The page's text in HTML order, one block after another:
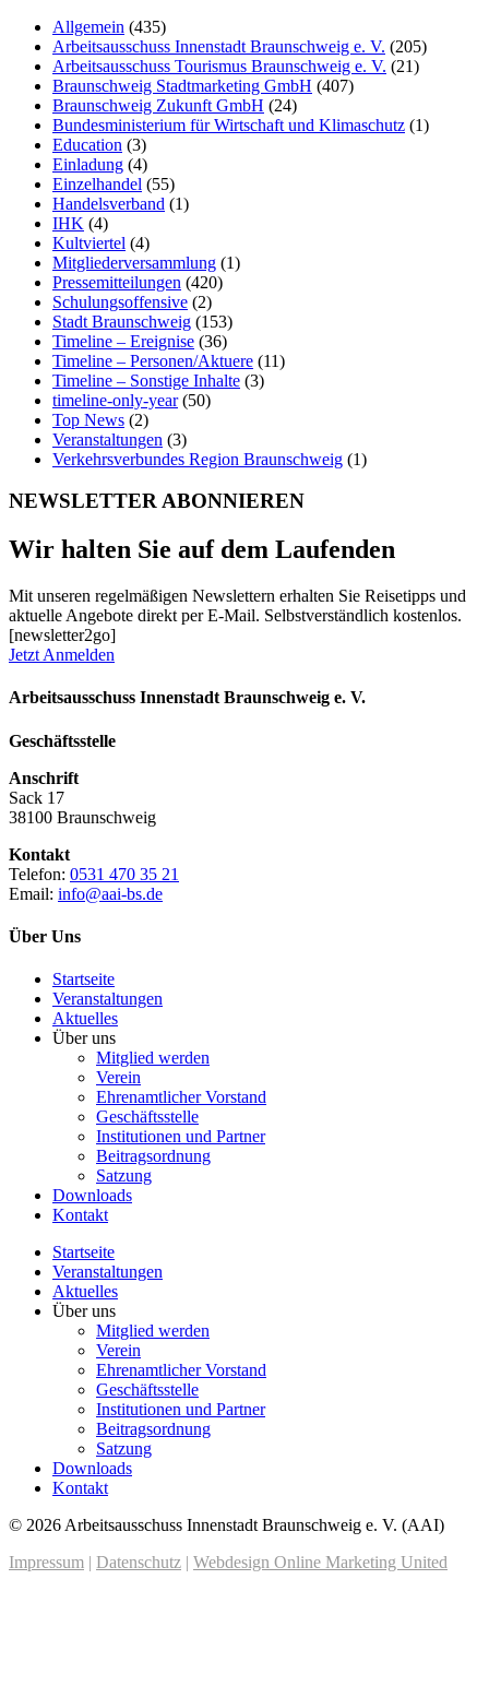
Allgemein (435)
Arbeitsausschuss Innenstadt Braunschweig e. V. (205)
Arbeitsausschuss Tourismus Braunschweig e. V. (21)
Braunschweig Stadtmarketing GmbH (407)
Braunschweig Zukunft GmbH (24)
Bundesministerium für Wirtschaft und Klimaschutz (1)
Education (3)
Einladung (4)
Einzelhandel (55)
Handelsverband (1)
IHK (4)
Kultviertel (4)
Mitgliederversammlung (1)
Pressemitteilungen (420)
Schulungsoffensive (2)
Stadt Braunschweig (153)
Timeline – Ereignise (36)
Timeline – Personen/Aktuere (11)
Timeline – Sonstige Inhalte (3)
timeline-only-year(50)
Top News (2)
Veranstaltungen (3)
Verkehrsverbundes Region Braunschweig (1)
NEWSLETTER ABONNIEREN
Wir halten Sie auf dem Laufenden
Mit unseren regelmäßigen Newslettern erhalten Sie Reisetipps und
aktuelle Angebote direkt per E-Mail. Selbstverständlich kostenlos.
[newsletter2go]
Jetzt Anmelden
Arbeitsausschuss Innenstadt Braunschweig e. V.
Geschäftsstelle
Anschrift
Sack 17
38100 Braunschweig
Kontakt
Telefon: 0531 470 35 21
Email: info@aai-bs.de
Über Uns
Startseite
Veranstaltungen
Aktuelles
Über uns
Mitglied werden
Verein
Ehrenamtlicher Vorstand
Geschäftsstelle
Institutionen und Partner
Beitragsordnung
Satzung
Downloads
Kontakt
Startseite
Veranstaltungen
Aktuelles
Über uns
Mitglied werden
Verein
Ehrenamtlicher Vorstand
Geschäftsstelle
Institutionen und Partner
Beitragsordnung
Satzung
Downloads
Kontakt
© 2026 Arbeitsausschuss Innenstadt Braunschweig e. V. (AAI)
Impressum | Datenschutz | Webdesign Online Marketing United